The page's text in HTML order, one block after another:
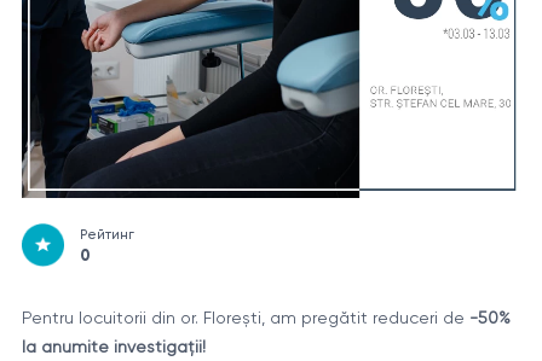
Рейтинг
0
Pentru locuitorii din or. Florești, am pregătit reduceri de -50%
la anumite investigaţii!